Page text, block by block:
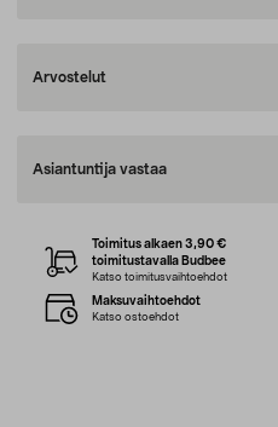
Arvostelut
Asiantuntija vastaa
Toimitus alkaen 3,90 €
toimitustavalla Budbee
Katso toimitusvaihtoehdot
Maksuvaihtoehdot
Katso ostoehdot